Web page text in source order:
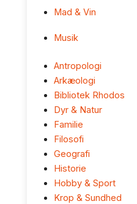
Mad & Vin
Musik
Antropologi
Arkæologi
Bibliotek Rhodos
Dyr & Natur
Familie
Filosofi
Geografi
Historie
Hobby & Sport
Krop & Sundhed